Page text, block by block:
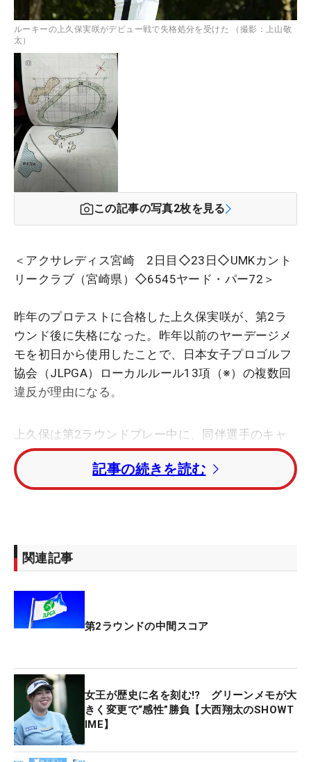
ルーキーの上久保実咲がデビュー戦で失格処分を受けた （撮影：上山敬
太）
この記事の写真2枚を見る
＜アクサレディス宮崎 2日目◇23日◇UMKカント
リークラブ（宮崎県）◇6545ヤード・パー72＞
昨年のプロテストに合格した上久保実咲が、第2ラ
ウンド後に失格になった。昨年以前のヤーデージメ
モを初日から使用したことで、日本女子プロゴルフ
協会（JLPGA）ローカルルール13項（※）の複数回
違反が理由になる。
上久保は第2ラウンドプレー中に、同伴選手のキャ
ディの指摘により、5番ホール、ティイイングエリ
アで、過去のヤーデージメモ（グリーンリーディン
グ資料）を使用していたことが判明。これによって
今季から国内女子のレギュラーツアーは、グリーン
会が承認した等高線、高低差がなどが記載されたも
のの使用が認められていたが、今年からは大きなス
2022年1月には米国男子ツアーで「グリーン・リー
ディング・ブックの使用禁止」が決まると、国内男
子や米国女子ツアーなどもこの新しいもの以外の使
用は禁じられている。国内女子ツアーもそれに足並
記事の続きを読む
関連記事
第2ラウンドの中間スコア
女王が歴史に名を刻む!? グリーンメモが大
きく変更で“感性”勝負【大西翔太のSHOWT
IME】